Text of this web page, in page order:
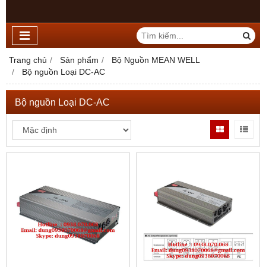
Trang chủ Sản phẩm
Bộ Nguồn MEAN WELL
Bộ nguồn Loại DC-AC
Bộ nguồn Loại DC-AC